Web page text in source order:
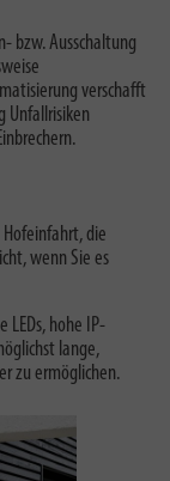
bzw. Ausschaltung
verschafft
Unfallrisiken
die
wenn Sie es
LEDs, hohe IP-
lange,
zu ermöglichen.